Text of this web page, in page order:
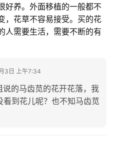
好养。外面移植的一般都不
，花草不容易接受。买的花
人需要生活，需要不断的有
3日 上午7:34
说的马齿苋的花开花落，我
看到花儿呢？也不知马齿苋